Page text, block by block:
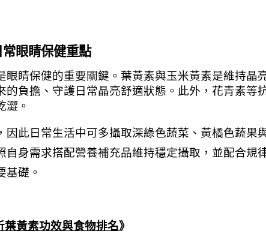
眼睛保健重點
眼睛保健的重要關鍵。葉黃素與玉米黃素是維持晶
負擔、守護日常晶亮舒適狀態。此外，花青素等
澀。
此日常生活中可多攝取深綠色蔬菜、黃橘色蔬果
身需求搭配營養補充品維持穩定攝取，並配合規
基礎。
黃素功效與食物排名》